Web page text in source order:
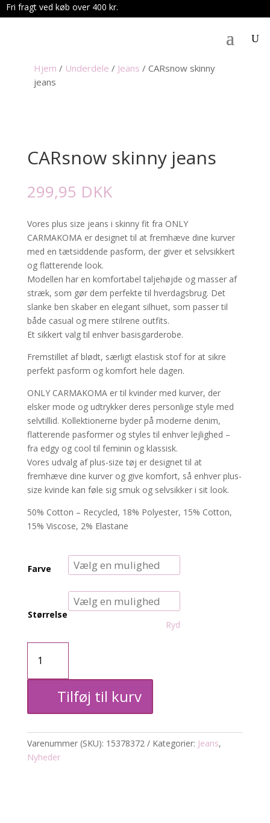
Fri fragt ved køb over 400 kr.
Hjem / Underdele / Jeans / CARsnow skinny
jeans
CARsnow skinny jeans
299,95 DKK
Vores plus size jeans i skinny fit fra ONLY
CARMAKOMA er designet til at fremhæve dine kurver
med en tætsiddende pasform, der giver et selvsikkert
og flatterende look.
Modellen har en komfortabel taljehøjde og masser af
stræk, som gør dem perfekte til hverdagsbrug. Det
slanke ben skaber en elegant silhuet, som passer til
både casual og mere stilrene outfits.
Et sikkert valg til enhver basisgarderobe.
Fremstillet af blødt, særligt elastisk stof for at sikre
perfekt pasform og komfort hele dagen.
ONLY CARMAKOMA er til kvinder med kurver, der
elsker mode og udtrykker deres personlige style med
selvtillid. Kollektionerne byder på moderne denim,
flatterende pasformer og styles til enhver lejlighed –
fra edgy og cool til feminin og klassisk.
Vores udvalg af plus-size tøj er designet til at
fremhæve dine kurver og give komfort, så enhver plus-
size kvinde kan føle sig smuk og selvsikker i sit look.
50% Cotton – Recycled, 18% Polyester, 15% Cotton,
15% Viscose, 2% Elastane
Farve
Størrelse
Ryd
CARsnow
skinny
antal
Tilføj til kurv
Varenummer (SKU): 15378372 Kategorier: Jeans,
Nyheder